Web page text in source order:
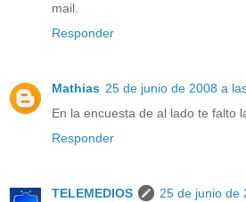
mail.
Responder
Mathias 25 de junio de 2008 a
En la encuesta de al lado te falto
Responder
TELEMEDIOS
25 de junio de